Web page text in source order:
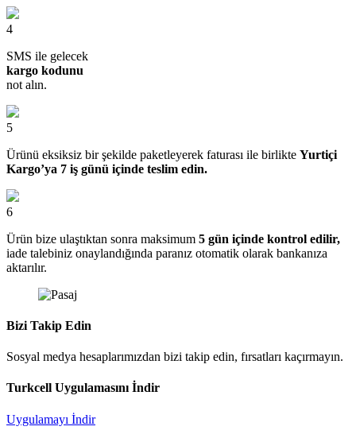
4
SMS ile gelecek
kargo kodunu
not alın.
5
Ürünü eksiksiz bir şekilde paketleyerek faturası ile birlikte Yurtiçi
Kargo’ya 7 iş günü içinde teslim edin.
6
Ürün bize ulaştıktan sonra maksimum 5 gün içinde kontrol edilir,
iade talebiniz onaylandığında paranız otomatik olarak bankanıza
aktarılır.
Bizi Takip Edin
Sosyal medya hesaplarımızdan bizi takip edin, fırsatları kaçırmayın.
Turkcell Uygulamasını İndir
Uygulamayı İndir